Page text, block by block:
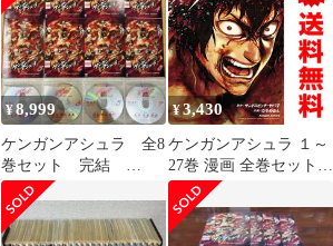
¥8,999
ケンガンアシュラ 全8
巻セット 完結
DVD アニメ 匿名配
送
¥3,430
ケンガンアシュラ １～
27巻 漫画 全巻セット
完結 裏少年サンデーコ
ミックス だろめおん 小
学館（青年コミック）